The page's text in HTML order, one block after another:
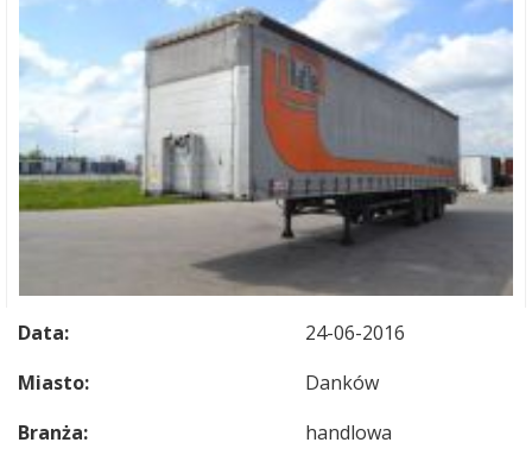
Data:
24-06-2016
Miasto:
Danków
Branża:
handlowa